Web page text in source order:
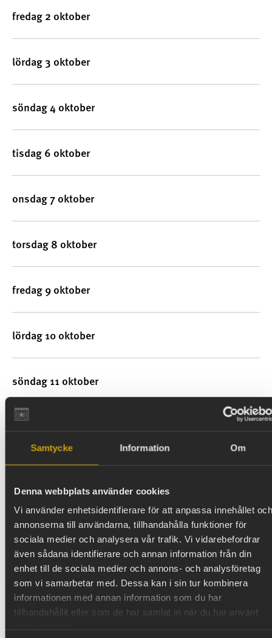
Samtycke Information Om
Denna webbplats använder cookies
Vi använder enhetsidentifierare för att anpassa innehållet och
annonserna till användarna, tillhandahålla funktioner för
sociala medier och analysera vår trafik. Vi vidarebefordrar
även sådana identifierare och annan information från din
enhet till de sociala medier och annons- och analysföretag
som vi samarbetar med. Dessa kan i sin tur kombinera
informationen med annan information som du har
tillhandahållit eller som de har samlat in när du har använt
fredag 2 oktober
lördag 3 oktober
söndag 4 oktober
tisdag 6 oktober
onsdag 7 oktober
torsdag 8 oktober
fredag 9 oktober
lördag 10 oktober
söndag 11 oktober
tisdag 13 oktober
torsdag 15 oktober
fredag 16 oktober
lördag 17 oktober